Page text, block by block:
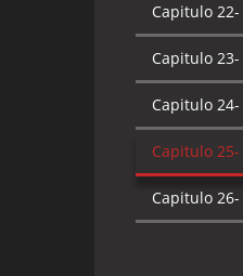
Capitulo 22-
Capitulo 23-
Capitulo 24-
Capitulo 25-
Capitulo 26-